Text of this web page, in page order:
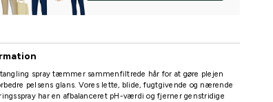
spray tæmmer sammenfiltrede hår for at gøre plejen
pelsens glans. Vores lette, blide, fugtgivende og nærende
har en afbalanceret pH-værdi og fjerner genstridige